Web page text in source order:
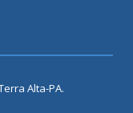
Alta-PA.